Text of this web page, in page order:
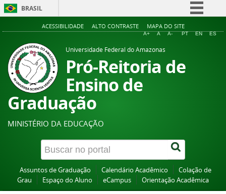
BRASIL
Simplifique!
Acesso à informação
ACESSIBILIDADE ALTO CONTRASTE MAPA DO SITE
A+ A A- PT EN ES
Universidade Federal do Amazonas
Pró-Reitoria de
Ensino de
Graduação
MINISTÉRIO DA EDUCAÇÃO
Assuntos de Graduação Calendário Acadêmico
Colação de
Grau
Espaço do Aluno eCampus Orientação Acadêmica